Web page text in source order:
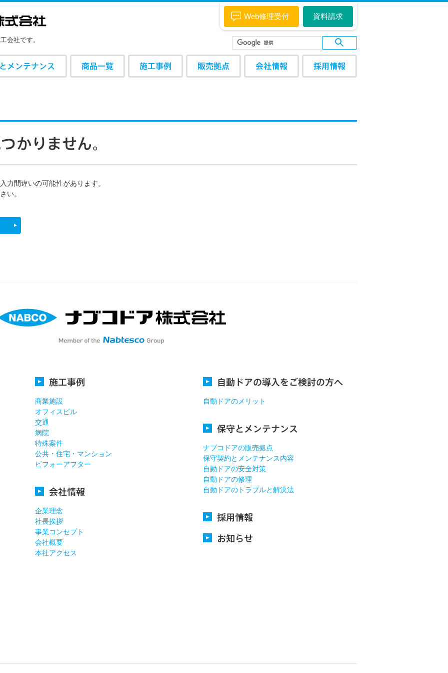
会社です。
Web修理受付 資料請求
メンテナンス 商品一覧 施工事例 販売拠点 会社情報 採用情報
つかりません。
力間違いの可能性があります。
い。
施工事例
商業施設
オフィスビル
交通
病院
特殊案件
公共・住宅・マンション
ビフォーアフター
会社情報
企業理念
社長挨拶
事業コンセプト
会社概要
本社アクセス
自動ドアの導入をご検討の方へ
自動ドアのメリット
保守とメンテナンス
ナブコドアの販売拠点
保守契約とメンテナンス内容
自動ドアの安全対策
自動ドアの修理
自動ドアのトラブルと解決法
採用情報
お知らせ